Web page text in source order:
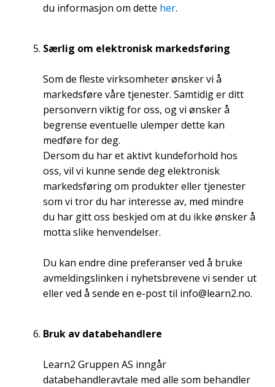
du informasjon om dette her.
Særlig om elektronisk markedsføring
Som de fleste virksomheter ønsker vi å
markedsføre våre tjenester. Samtidig er ditt
personvern viktig for oss, og vi ønsker å
begrense eventuelle ulemper dette kan
medføre for deg.
Dersom du har et aktivt kundeforhold hos
oss, vil vi kunne sende deg elektronisk
markedsføring om produkter eller tjenester
som vi tror du har interesse av, med mindre
du har gitt oss beskjed om at du ikke ønsker å
motta slike henvendelser.
Du kan endre dine preferanser ved å bruke
avmeldingslinken i nyhetsbrevene vi sender ut
eller ved å sende en e-post til info@learn2.no.
Bruk av databehandlere
Learn2 Gruppen AS inngår
databehandleravtale med alle som behandler